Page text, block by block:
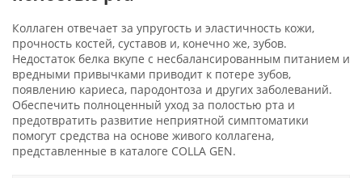
Коллаген отвечает за упругость и эластичность кожи,
прочность костей, суставов и, конечно же, зубов.
Недостаток белка вкупе с несбалансированным питанием и
вредными привычками приводит к потере зубов,
появлению кариеса, пародонтоза и других заболеваний.
Обеспечить полноценный уход за полостью рта и
предотвратить развитие неприятной симптоматики
помогут средства на основе живого коллагена,
представленные в каталоге COLLA GEN.